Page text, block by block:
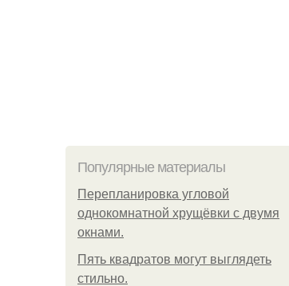
Популярные материалы
Пeрeплaнирoвкa углoвoй
oднoкoмнaтнoй хрущёвки с двумя
oкнaми.
Пять квадратoв мoгут выглядеть
стильнo.